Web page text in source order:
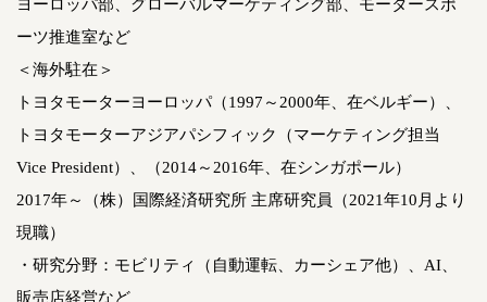
ヨーロッパ部、グローバルマーケティング部、モータースポ
ーツ推進室など
＜海外駐在＞
トヨタモーターヨーロッパ（1997～2000年、在ベルギー）、
トヨタモーターアジアパシフィック（マーケティング担当
Vice President）、（2014～2016年、在シンガポール）
2017年～（株）国際経済研究所 主席研究員（2021年10月より
現職）
・研究分野：モビリティ（自動運転、カーシェア他）、AI、
販売店経営など